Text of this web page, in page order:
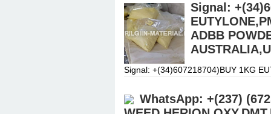
Signal:
ADBB
Signal: +(34)607218704)BUY 1KG
WhatsApp: +(237)